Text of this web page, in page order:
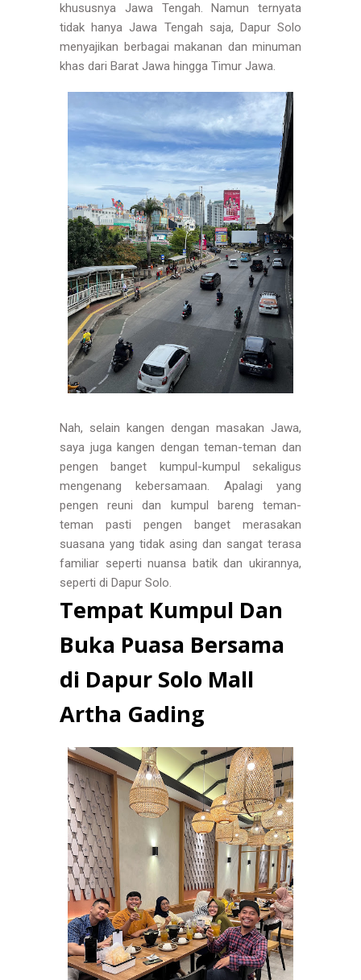
khususnya Jawa Tengah. Namun ternyata
tidak hanya Jawa Tengah saja, Dapur Solo
menyajikan berbagai makanan dan minuman
khas dari Barat Jawa hingga Timur Jawa.
Nah, selain kangen dengan masakan Jawa,
saya juga kangen dengan teman-teman dan
pengen banget kumpul-kumpul sekaligus
mengenang kebersamaan. Apalagi yang
pengen reuni dan kumpul bareng teman-
teman pasti pengen banget merasakan
suasana yang tidak asing dan sangat terasa
familiar seperti nuansa batik dan ukirannya,
seperti di Dapur Solo.
Tempat Kumpul Dan
Buka Puasa Bersama
di Dapur Solo Mall
Artha Gading